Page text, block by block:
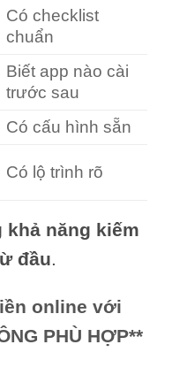
Có checklist
chuẩn
Biết app nào cài
trước sau
Có cấu hình sẵn
Có lộ trình rõ
khả năng kiếm
đầu.
online với
PHÙ HỢP**